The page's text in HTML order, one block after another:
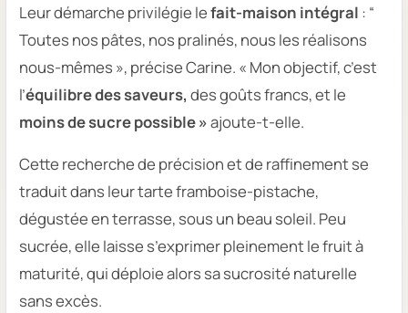
Leur démarche privilégie lefait-maison intégral : “
Toutes nos pâtes, nos pralinés, nous les réalisons
nous-mêmes », précise Carine. « Mon objectif, c’est
l’équilibre des saveurs, des goûts francs, et le
moins de sucre possible »ajoute-t-elle.
Cette recherche de précision et de raffinement se
traduit dans leur tarte framboise-pistache,
dégustée en terrasse, sous un beau soleil. Peu
sucrée, elle laisse s’exprimer pleinement le fruit à
maturité, qui déploie alors sa sucrosité naturelle
sans excès.